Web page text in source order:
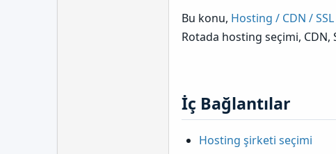
Bu konu, Hosting / CDN / SSL
Rotada hosting seçimi, CDN,
İç Bağlantılar​
Hosting şirketi seçimi